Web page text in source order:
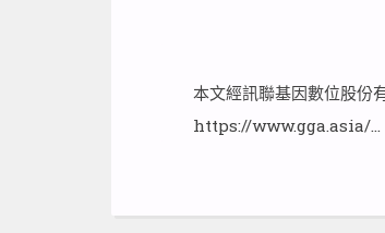
本文經訊聯基因數位股份
https://www.gga.asia/…